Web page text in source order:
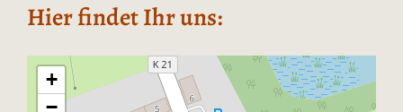
Hier findet Ihr uns:
+
−